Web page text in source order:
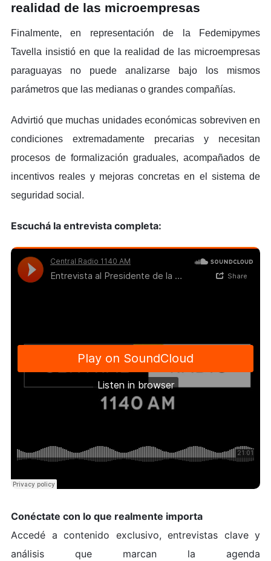
realidad de las microempresas
Finalmente, en representación de la Fedemipymes
Tavella insistió en que la realidad de las microempresas
paraguayas no puede analizarse bajo los mismos
parámetros que las medianas o grandes compañías.
Advirtió que muchas unidades económicas sobreviven en
condiciones extremadamente precarias y necesitan
procesos de formalización graduales, acompañados de
incentivos reales y mejoras concretas en el sistema de
seguridad social.
Escuchá la entrevista completa:
Conéctate con lo que realmente importa
Accedé a contenido exclusivo, entrevistas clave y
análisis que marcan la agenda